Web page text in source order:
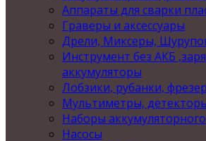
Аппараты для сварки
Граверы и аксессуары
Дрели, Миксеры,
Инструмент без АКБ
аккумуляторы
Лобзики, рубанки,
Мультиметры,
Наборы
Насосы